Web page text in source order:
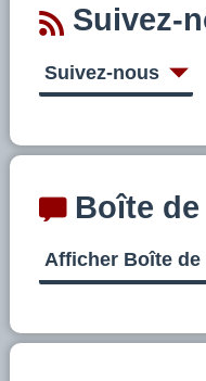
Suivez-
Suivez-nous
Boîte de
Afficher Boîte